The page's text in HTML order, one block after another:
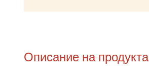
Описание на продукта